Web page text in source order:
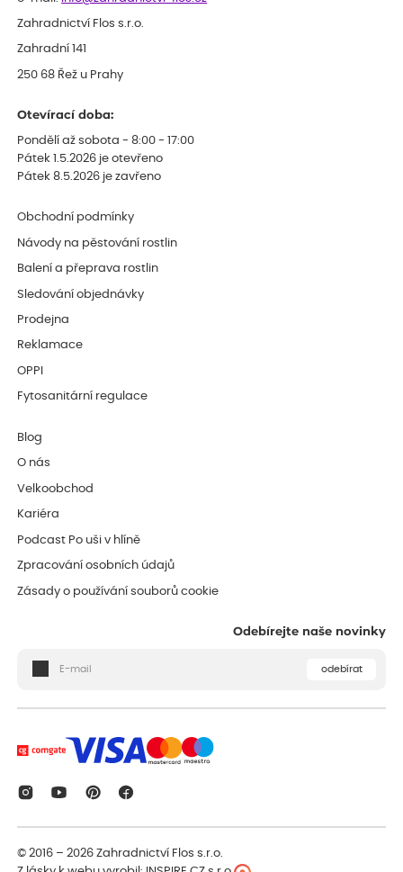
Zahradnictví Flos s.r.o.
Zahradní 141
250 68 Řež u Prahy
Otevírací doba:
Pondělí až sobota - 8:00 - 17:00
Pátek 1.5.2026 je otevřeno
Pátek 8.5.2026 je zavřeno
Obchodní podmínky
Návody na pěstování rostlin
Balení a přeprava rostlin
Sledování objednávky
Prodejna
Reklamace
OPPI
Fytosanitární regulace
Blog
O nás
Velkoobchod
Kariéra
Podcast Po uši v hlíně
Zpracování osobních údajů
Zásady o používání souborů cookie
Odebírejte naše novinky
odebírat
© 2016 – 2026Zahradnictví Flos s.r.o.